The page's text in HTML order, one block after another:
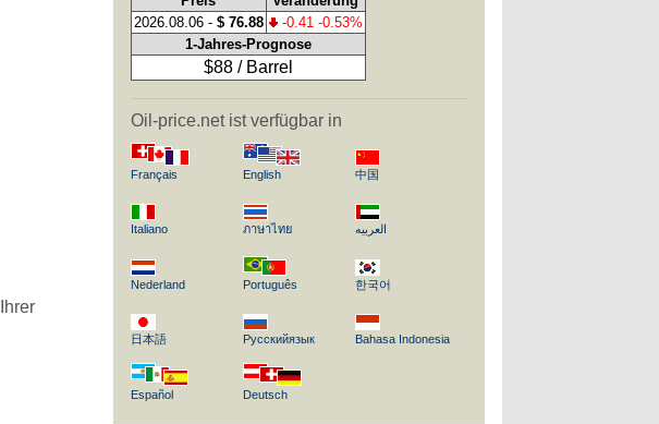
2026.08.06 - $ 76.88
-0.41 -0.53%
1-Jahres-Prognose
$88 / Barrel
Oil-price.net ist verfügbar in
Français English 中国
Italiano ภาษาไทย العربيه
Nederland Português 한국어
日本語 Русскийязык Bahasa Indonesia
Español Deutsch